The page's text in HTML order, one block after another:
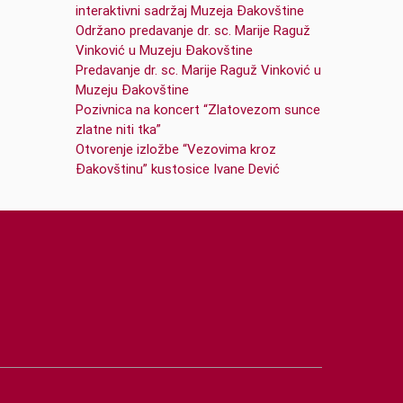
interaktivni sadržaj Muzeja Đakovštine
Održano predavanje dr. sc. Marije Raguž
Vinković u Muzeju Đakovštine
Predavanje dr. sc. Marije Raguž Vinković u
Muzeju Đakovštine
Pozivnica na koncert “Zlatovezom sunce
zlatne niti tka”
Otvorenje izložbe “Vezovima kroz
Đakovštinu” kustosice Ivane Dević